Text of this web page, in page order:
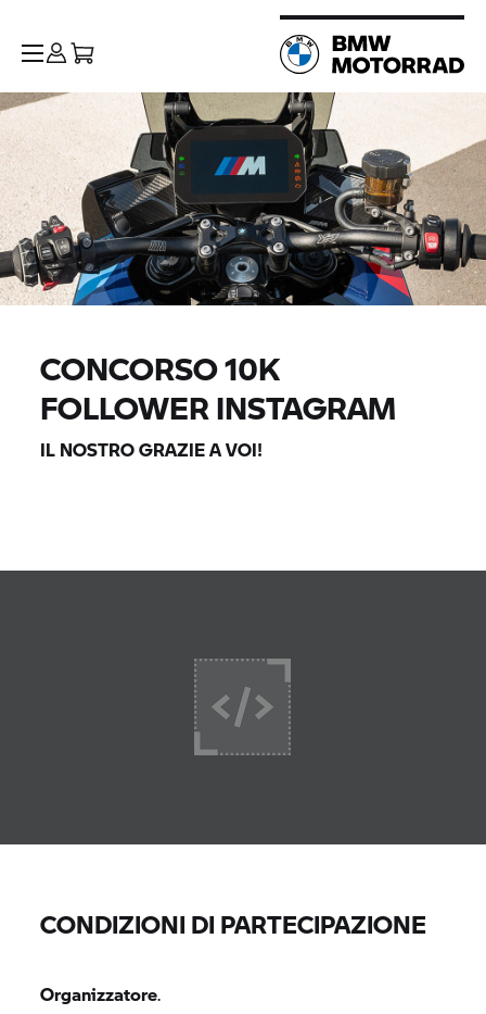
CONCORSO 10K
FOLLOWER INSTAGRAM
IL NOSTRO GRAZIE A VOI!
CONDIZIONI DI PARTECIPAZIONE
Organizzatore.